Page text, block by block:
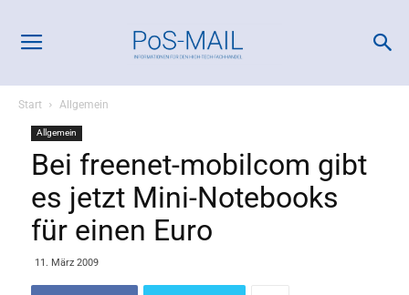
Start Allgemein
Allgemein
Bei freenet-mobilcom gibt
es jetzt Mini-Notebooks
für einen Euro
11. März 2009